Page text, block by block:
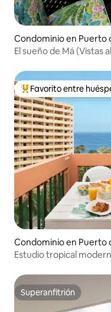
Condominio en Puerto
El sueño de
De los mejores en
Favorito entre
Condominio en Puerto
Estudio tropical
Superanfitrión
Superanfitrión